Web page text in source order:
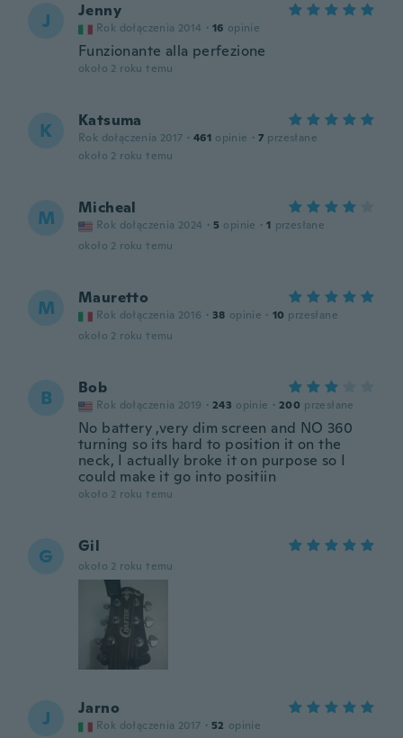
J Jenny
Rok dołączenia 2014 · 16 opinie
Funzionante alla perfezione
około 2 roku temu
K Katsuma
Rok dołączenia 2017 · 461 opinie · 7 przesłane
około 2 roku temu
M Micheal
Rok dołączenia 2024 · 5 opinie · 1 przesłane
około 2 roku temu
M Mauretto
Rok dołączenia 2016 · 38 opinie · 10 przesłane
około 2 roku temu
B Bob
Rok dołączenia 2019 · 243 opinie · 200 przesłane
No battery ,very dim screen and NO 360
turning so its hard to position it on the
neck, I actually broke it on purpose so I
could make it go into positiin
około 2 roku temu
G Gil
około 2 roku temu
J Jarno
Rok dołączenia 2017 · 52 opinie